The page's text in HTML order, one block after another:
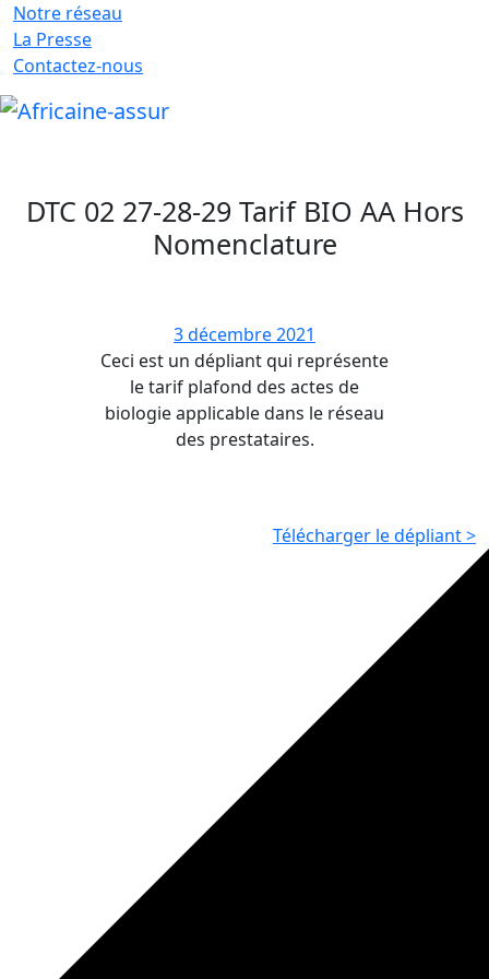
Notre réseau
La Presse
Contactez-nous
DTC 02 27-28-29 Tarif BIO AA Hors
Nomenclature
3 décembre 2021
Ceci est un dépliant qui représente
le tarif plafond des actes de
biologie applicable dans le réseau
des prestataires.
Télécharger le dépliant >